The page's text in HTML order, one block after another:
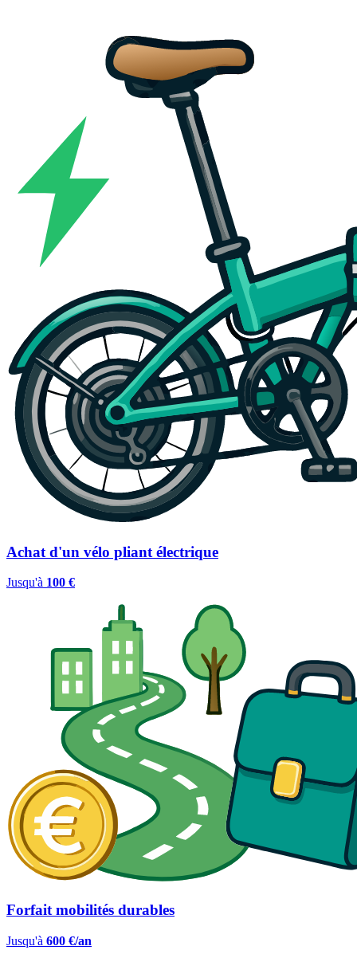
Achat d'un vélo pliant électrique
Jusqu'à 100 €
Forfait mobilités durables
Jusqu'à 600 €/an